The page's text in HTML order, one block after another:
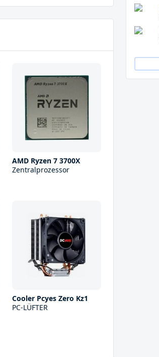
AMD Ryzen 7 3700X
Zentralprozessor
Cooler Pcyes Zero Kz1
PC-LÜFTER